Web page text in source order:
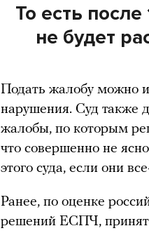
То есть
не будет
Подать жалобу можно и
нарушения. Суд также
жалобы, по которым
что совершенно не
этого суда, если они
Ранее, по оценке
решений ЕСПЧ,